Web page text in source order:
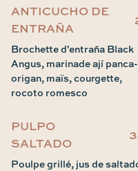
ANTICUCHO DE
ENTRAÑA
Brochette d'entraña Black
Angus, marinade ají panca-
origan, maïs, courgette,
rocoto romesco
PULPO
SALTADO
Poulpe grillé, jus de